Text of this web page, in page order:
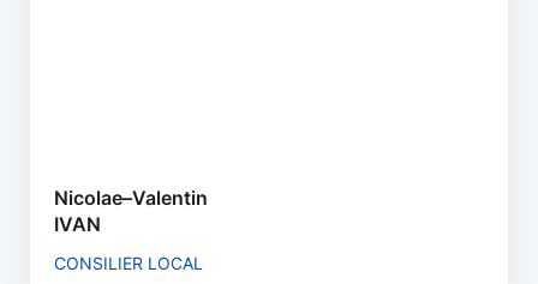
Nicolae–Valentin
IVAN
CONSILIER LOCAL